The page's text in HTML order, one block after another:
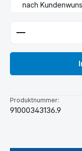
nach
Produkt
Produktnummer:
91000343136.9